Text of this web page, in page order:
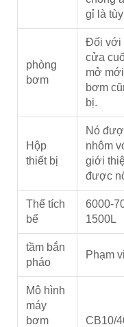
gỉ là
phòng
bơm
Đối với
cửa
mở
bơm
bị.
Hộp
thiết bị
Nó
nhôm
giới
được
Thể tích
bể
6000-
1500L
tầm bắn
pháo
Phạm
Mô hình
máy
bơm
CB10/